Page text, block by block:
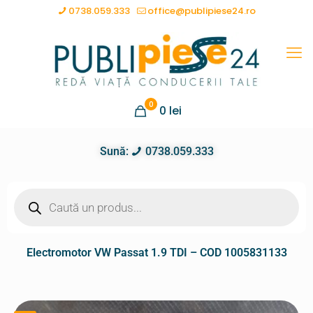
0738.059.333 office@publipiese24.ro
0 0 lei
Sună: 0738.059.333
Electromotor VW Passat 1.9 TDI – COD 1005831133